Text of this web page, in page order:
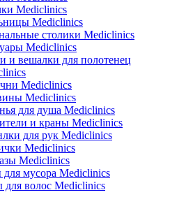
Mediclinics
Mediclinics
столики Mediclinics
Mediclinics
и вешалки для полотенец
Mediclinics
Mediclinics
для душа Mediclinics
и краны Mediclinics
для рук Mediclinics
Mediclinics
Mediclinics
мусора Mediclinics
волос Mediclinics